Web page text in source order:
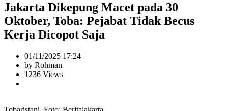
Jakarta Dikepung Macet pada 30
Oktober, Toba: Pejabat Tidak Becus
Kerja Dicopot Saja
01/11/2025 17:24
by Rohman
1236 Views